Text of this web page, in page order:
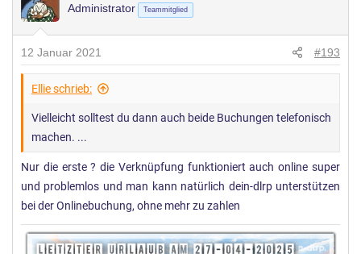
Administrator Teammitglied
12 Januar 2021 #193
Ellie schrieb:
Vielleicht solltest du dann auch beide Buchungen telefonisch
machen. ...
Nur die erste ? die Verknüpfung funktioniert auch online super
und problemlos und man kann natürlich dein-dlrp unterstützen
bei der Onlinebuchung, ohne mehr zu zahlen